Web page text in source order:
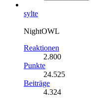
sylte
NightOWL
Reaktionen
2.800
Punkte
24.525
Beiträge
4.324